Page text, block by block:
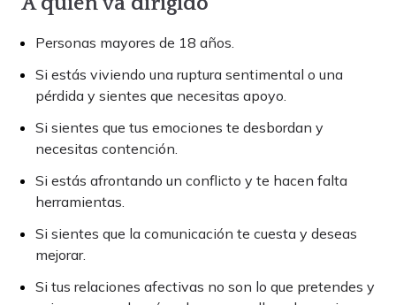
Personas mayores de 18 años.
Si estás viviendo una ruptura sentimental o una
pérdida y sientes que necesitas apoyo.
Si sientes que tus emociones te desbordan y
necesitas contención.
Si estás afrontando un conflicto y te hacen falta
herramientas.
Si sientes que la comunicación te cuesta y deseas
mejorar.
Si tus relaciones afectivas no son lo que pretendes y